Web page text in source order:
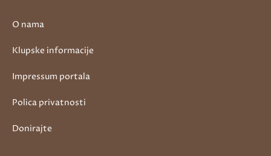
O nama
Klupske informacije
Impressum portala
Polica privatnosti
Donirajte